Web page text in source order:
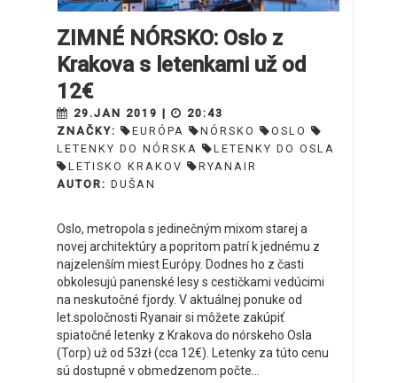
ZIMNÉ NÓRSKO: Oslo z
Krakova s letenkami už od
12€
29.JAN 2019 |
20:43
ZNAČKY:
EURÓPA NÓRSKO
OSLO
LETENKY DO NÓRSKA
LETENKY DO OSLA
LETISKO KRAKOV
RYANAIR
AUTOR: DUŠAN
Oslo, metropola s jedinečným mixom starej a
novej architektúry a popritom patrí k jednému z
najzelenším miest Európy. Dodnes ho z časti
obkolesujú panenské lesy s cestičkami vedúcimi
na neskutočné fjordy. V aktuálnej ponuke od
let.spoločnosti Ryanair si môžete zakúpiť
spiatočné letenky z Krakova do nórskeho Osla
(Torp) už od 53zł (cca 12€). Letenky za túto cenu
sú dostupné v obmedzenom počte...